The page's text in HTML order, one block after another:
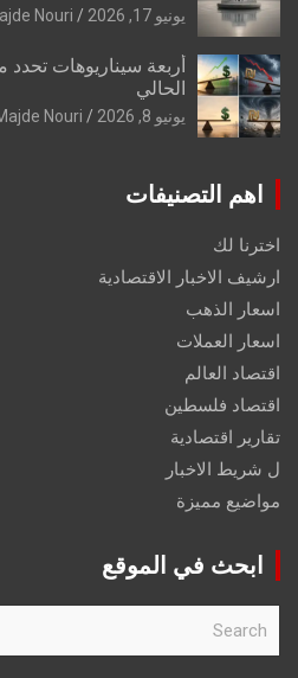
يونيو 17, 2026 Nouri
أربعة سيناريوهات
الحالي
يونيو 8, 2026 Nouri
اهم التصنيفات
اخترنا لك
ارشيف الاخبار الاقتصادية
اسعار الذهب
اسعار العملات
اقتصاد العالم
اقتصاد فلسطين
تقارير اقتصادية
ل شريط الاخبار
مواضيع مميزة
ابحث في الموقع